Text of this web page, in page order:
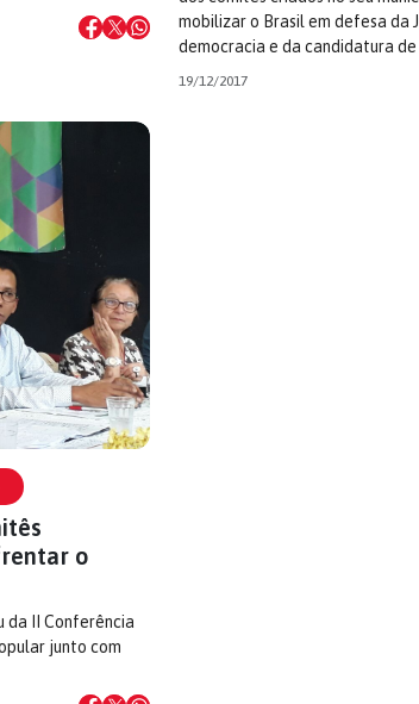
mobilizar o Brasil em defesa da
democracia e da candidatura de
19/12/2017
o
da II Conferência
junto com